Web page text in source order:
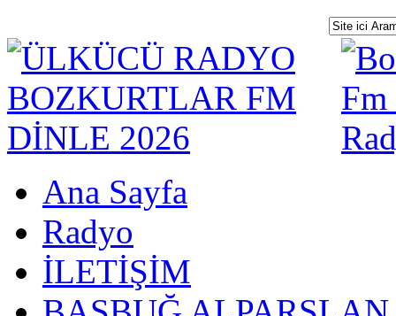
Ana Sayfa
Radyo
İLETİŞİM